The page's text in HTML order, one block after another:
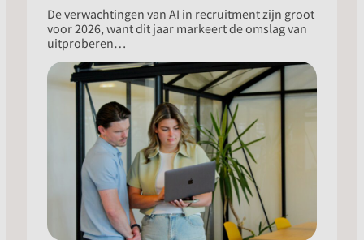
​De verwachtingen van AI in recruitment zijn groot
voor 2026, want dit jaar markeert de omslag van
uitproberen…